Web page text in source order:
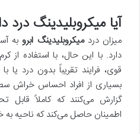
آیا میکروبلیدینگ درد
میزان دردمیکروبلیدینگ ابرو به
دارد. با این حال، با استفاده
قوی، فرایند تقریباً بدون درد یا
بسیاری از افراد احساس خراش
گزارش می‌کنند که کاملاً
اطمینان حاصل می‌کند که ناحیه